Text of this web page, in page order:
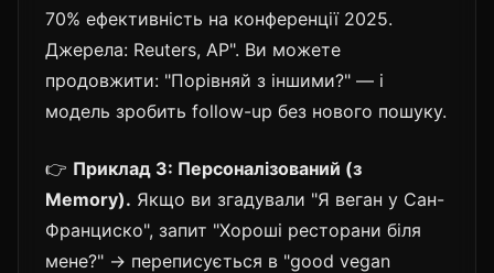
70% ефективність на конференції 2025.
Джерела: Reuters, AP". Ви можете
продовжити: "Порівняй з іншими?" — і
модель зробить follow-up без нового пошуку.
👉 Приклад 3: Персоналізований (з
Memory). Якщо ви згадували "Я веган у Сан-
Франциско", запит "Хороші ресторани біля
мене?" → переписується в "good vegan